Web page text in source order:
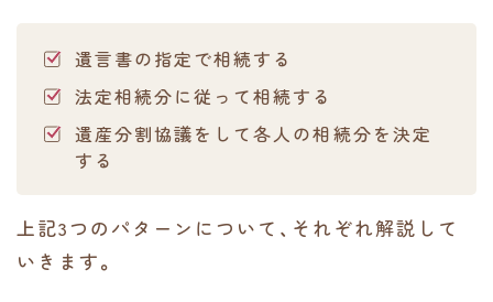
遺言書の指定で相続する
法定相続分に従って相続する
遺産分割協議をして各人の相続分を決定
する
上記3つのパターンについて、それぞれ解説して
いきます。